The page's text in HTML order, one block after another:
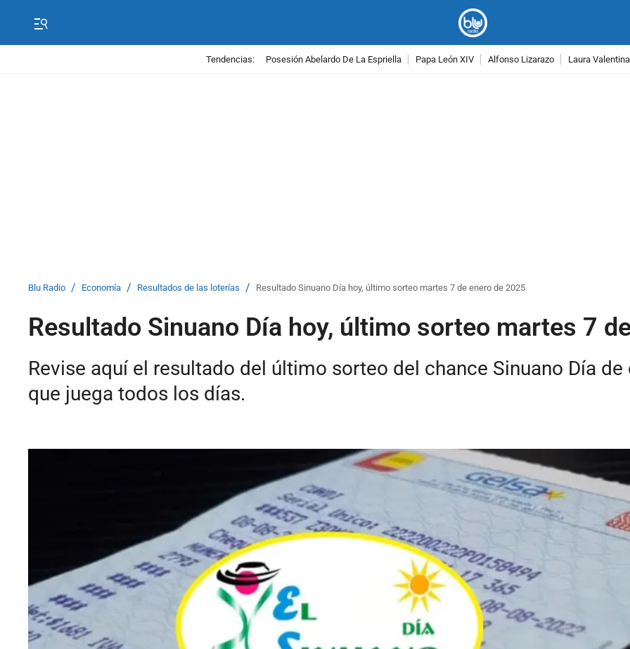
Tendencias: Posesión Abelardo De La Espriella Papa León XIV Alfonso Lizarazo Laura
Blu Radio / Economía / Resultados de las loterías / Resultado Sinuano Día hoy, último sorteo martes 7 de enero de 2025
Resultado Sinuano Día hoy, último sorteo martes 7
Revise aquí el resultado del último sorteo del chance Sinuano Día
que juega todos los días.